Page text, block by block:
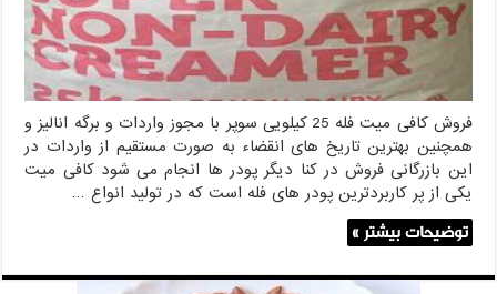
فروش کافی میت فله 25 کیلویی سوپر با مجوز واردات و برگه انالیز و
همچنین بهترین تاریخ های انقضاء به صورت مستقیم از واردات در
این بازرگانی فروش در کنا دیگر پودر ها انجام می شود کافی میت
یکی از پر کاربردترین پودر های فله است که در تولید انواع …
توضیحات بیشتر »